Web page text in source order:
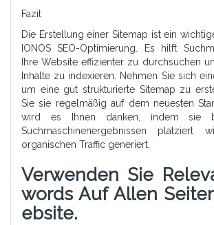
Fazit
Die Erstellung einer Sitemap ist ein
IONOS SEO-Optimierung. Es hilft
Ihre Website effizienter zu durchsuchen
Inhalte zu indexieren. Nehmen Sie sich
um eine gut strukturierte Sitemap zu
Sie sie regelmäßig auf dem neuesten
wird es Ihnen danken, indem sie
Suchmaschinenergebnissen platziert
organischen Traffic generiert.
Verwenden Sie
Words Auf Allen
Ebsite.